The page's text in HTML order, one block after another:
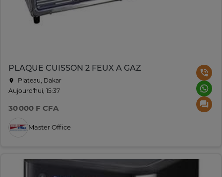
PLAQUE CUISSON 2 FEUX A GAZ
Plateau, Dakar
Aujourd'hui, 15:37
30 000 F CFA
Master Office